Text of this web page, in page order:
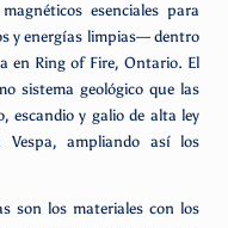
esenciales para
y energías limpias— dentro
en Ring of Fire, Ontario. El
sistema geológico que las
escandio y galio de alta ley
Vespa, ampliando así los
son los materiales con los